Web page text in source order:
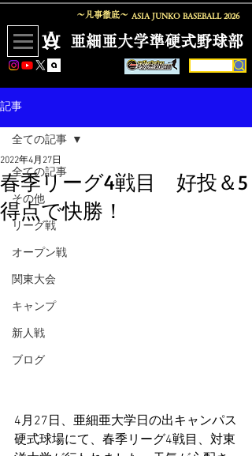
〜凡事徹底〜 ASIA JUNKO BASEBALL 2026
​亜細亜大学準硬式野球部
記事
全ての記事
その他
リーグ戦
オープン戦
関東大会
キャンプ
新人戦
ブログ
全ての記事
春季リーグ4戦目 好投＆5
得点で快勝！
2022年4月27日
4月27日、亜細亜大学日の出キャンパス
硬式球場にて、春季リーグ4戦目、対東